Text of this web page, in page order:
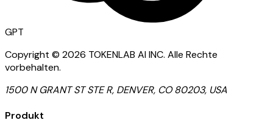
GPT
Copyright © 2026 TOKENLAB AI INC. Alle Rechte
vorbehalten.
1500 N GRANT ST STE R, DENVER, CO 80203, USA
Produkt